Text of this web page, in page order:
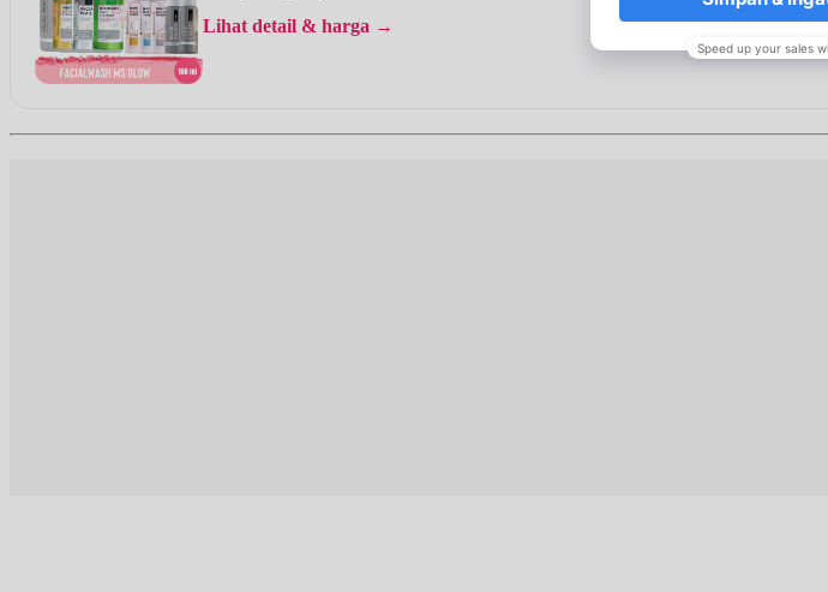
EKSEKUTIF
Senin, 17/08/2026
Jam 19:00 - 20:00
Lihat detail & harga →